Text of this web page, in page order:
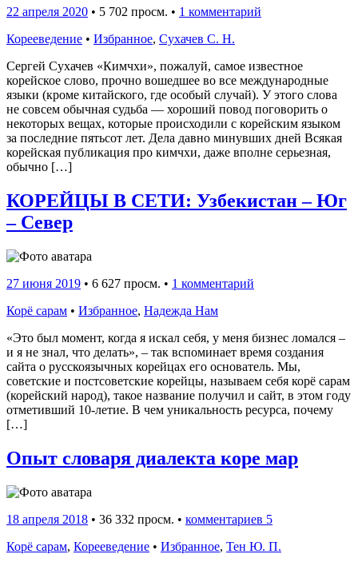
22 апреля 2020 • 5 702 просм. • 1 комментарий
Корееведение • Избранное, Сухачев С. Н.
Сергей Сухачев «Кимчхи», пожалуй, самое известное
корейское слово, прочно вошедшее во все международные
языки (кроме китайского, где особый случай). У этого слова
не совсем обычная судьба — хороший повод поговорить о
некоторых вещах, которые происходили с корейским языком
за последние пятьсот лет. Дела давно минувших дней Всякая
корейская публикация про кимчхи, даже вполне серьезная,
обычно […]
КОРЕЙЦЫ В СЕТИ: Узбекистан – Юг
– Север
27 июня 2019 • 6 627 просм. • 1 комментарий
Корё сарам • Избранное, Надежда Нам
«Это был момент, когда я искал себя, у меня бизнес ломался –
и я не знал, что делать», – так вспоминает время создания
сайта о русскоязычных корейцах его основатель. Мы,
советские и постсоветские корейцы, называем себя корё сарам
(корейский народ), такое название получил и сайт, в этом году
отметивший 10-летие. В чем уникальность ресурса, почему
[…]
Опыт словаря диалекта коре мар
18 апреля 2018 • 36 332 просм. • комментариев 5
Корё сарам, Корееведение • Избранное, Тен Ю. П.